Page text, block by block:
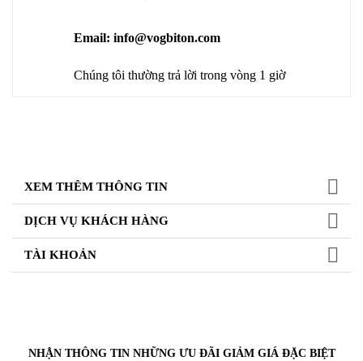
Email: info@vogbiton.com
Chúng tôi thường trả lời trong vòng 1 giờ
XEM THÊM THÔNG TIN
DỊCH VỤ KHÁCH HÀNG
TÀI KHOẢN
NHẬN THÔNG TIN NHỮNG ƯU ĐÃI GIẢM GIÁ ĐẶC BIỆT